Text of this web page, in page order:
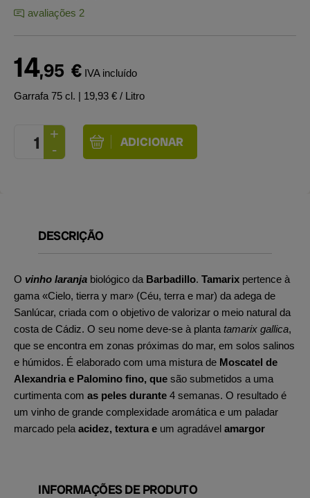
avaliações 2
14,95 € IVA incluído
Garrafa 75 cl. | 19,93 € / Litro
DESCRIÇÃO
O vinho laranja biológico da Barbadillo. Tamarix pertence à
gama «Cielo, tierra y mar» (Céu, terra e mar) da adega de
Sanlúcar, criada com o objetivo de valorizar o meio natural da
costa de Cádiz. O seu nome deve-se à planta tamarix gallica,
que se encontra em zonas próximas do mar, em solos salinos
e húmidos. É elaborado com uma mistura de Moscatel de
Alexandria e Palomino fino, que são submetidos a uma
curtimenta com as peles durante 4 semanas. O resultado é
um vinho de grande complexidade aromática e um paladar
marcado pela acidez, textura e um agradável amargor
INFORMAÇÕES DE PRODUTO